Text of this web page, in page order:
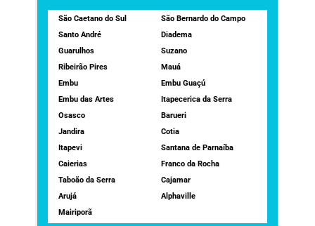
São Caetano do Sul
São Bernardo do Campo
Santo André
Diadema
Guarulhos
Suzano
Ribeirão Pires
Mauá
Embu
Embu Guaçú
Embu das Artes
Itapecerica da Serra
Osasco
Barueri
Jandira
Cotia
Itapevi
Santana de Parnaíba
Caierias
Franco da Rocha
Taboão da Serra
Cajamar
Arujá
Alphaville
Mairiporã